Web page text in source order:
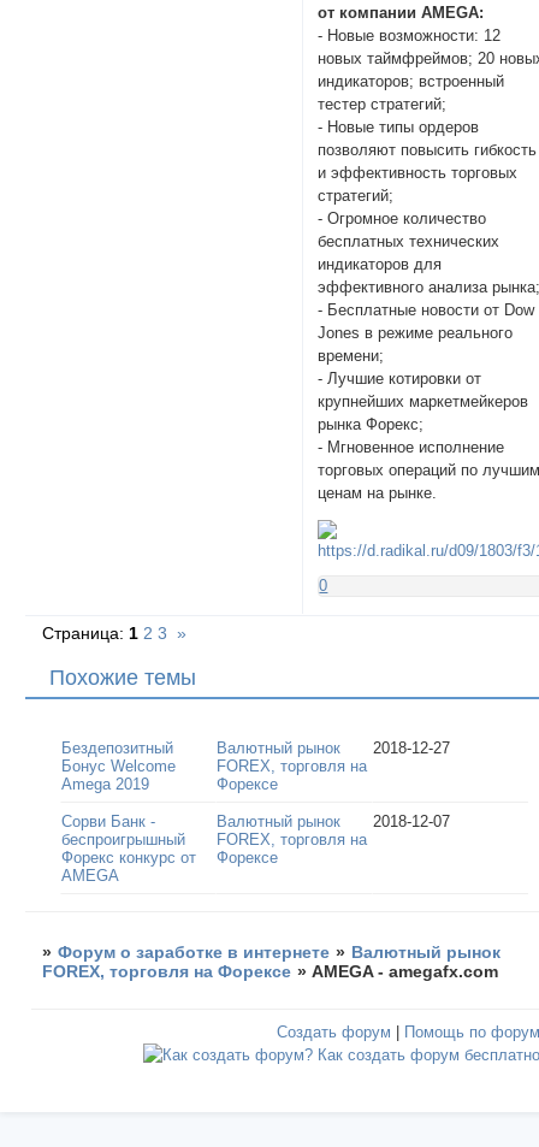
от компании AMEGA:
- Новые возможности: 12
новых таймфреймов; 20
индикаторов; встроенный
тестер стратегий;
- Новые типы ордеров
позволяют повысить гибкость
и эффективность торговых
стратегий;
- Огромное количество
бесплатных технических
индикаторов для
эффективного анализа
- Бесплатные новости от Dow
Jones в режиме реального
времени;
- Лучшие котировки от
крупнейших маркетмейкеров
рынка Форекс;
- Мгновенное исполнение
торговых операций по
ценам на рынке.
0
Страница: 1 2 3 »
Похожие темы
Бездепозитный
Бонус Welcome
Amega 2019
Валютный рынок
FOREX, торговля на
Форексе
2018-12-27
Сорви Банк -
беспроигрышный
Форекс конкурс от
AMEGA
Валютный рынок
FOREX, торговля на
Форексе
2018-12-07
» Форум о заработке в интернете » Валютный рынок
FOREX, торговля на Форексе »AMEGA - amegafx.com
Создать форум Помощь по